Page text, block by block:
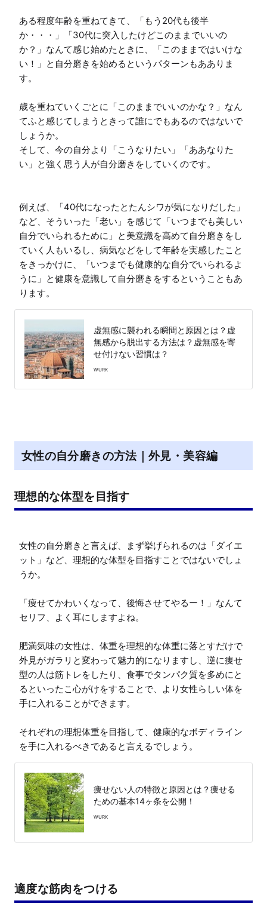
ある程度年齢を重ねてきて、「もう20代も後半
か・・・」「30代に突入したけどこのままでいいの
か？」なんて感じ始めたときに、「このままではいけな
い！」と自分磨きを始めるというパターンもあありま
す。
歳を重ねていくごとに「このままでいいのかな？」なん
てふと感じてしまうときって誰にでもあるのではないで
しょうか。
そして、今の自分より「こうなりたい」「ああなりた
い」と強く思う人が自分磨きをしていくのです。
例えば、「40代になったとたんシワが気になりだした」
など、そういった「老い」を感じて「いつまでも美しい
自分でいられるために」と美意識を高めて自分磨きをし
ていく人もいるし、病気などをして年齢を実感したこと
をきっかけに、「いつまでも健康的な自分でいられるよ
うに」と健康を意識して自分磨きをするということもあ
ります。
虚無感に襲われる瞬間と原因とは？虚
無感から脱出する方法は？虚無感を寄
せ付けない習慣は？
WURK
女性の自分磨きの方法｜外見・美容編
理想的な体型を目指す
女性の自分磨きと言えば、まず挙げられるのは「ダイエ
ット」など、理想的な体型を目指すことではないでしょ
うか。
「痩せてかわいくなって、後悔させてやるー！」なんて
セリフ、よく耳にしますよね。
肥満気味の女性は、体重を理想的な体重に落とすだけで
外見がガラリと変わって魅力的になりますし、逆に痩せ
型の人は筋トレをしたり、食事でタンパク質を多めにと
るといったこ心がけをすることで、より女性らしい体を
手に入れることができます。
それぞれの理想体重を目指して、健康的なボディライン
を手に入れるべきであると言えるでしょう。
痩せない人の特徴と原因とは？痩せる
ための基本14ヶ条を公開！
WURK
適度な筋肉をつける